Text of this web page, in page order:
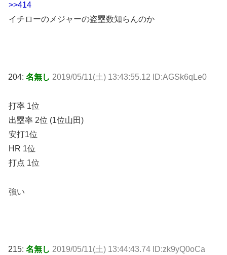
>>414
イチローのメジャーの盗塁数知らんのか
204: 名無し 2019/05/11(土) 13:43:55.12 ID:AGSk6qLe0
打率 1位
出塁率 2位 (1位山田)
安打1位
HR 1位
打点 1位
強い
215: 名無し 2019/05/11(土) 13:44:43.74 ID:zk9yQ0oCa